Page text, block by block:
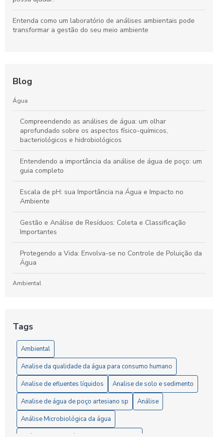
Entenda como um laboratório de análises ambientais pode
transformar a gestão do seu meio ambiente
Blog
Água
Compreendendo as análises de água: um olhar
aprofundado sobre os aspectos físico-químicos,
bacteriológicos e hidrobiológicos
Entendendo a importância da análise de água de poço: um
guia completo
Escala de pH: sua Importância na Água e Impacto no
Ambiente
Gestão e Análise de Resíduos: Coleta e Classificação
Importantes
Protegendo a Vida: Envolva-se no Controle de Poluição da
Água
Ambiental
5 Vantagens da Análise de Solo SP para Agricultores
6 Passos Essenciais para a Análise Microbiológica da Água
6 Razões para Investir em um Laboratório de Análise de
A Importância da Análise de Águas Residuais para Garantir
Tags
Ambiental
Analise da qualidade da água para consumo humano
Analise de efluentes líquidos
Analise de solo e sedimento
Analise de água de poço artesiano sp
Análise
Análise Microbiológica da água